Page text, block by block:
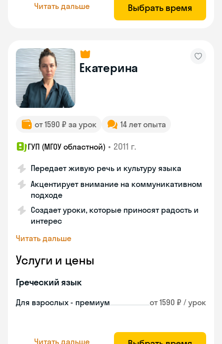
Читать дальше Выбрать время
Екатерина
от 1590 ₽ за урок 14 лет опыта
ГУП (МГОУ областной) • 2011 г.
Передает живую речь и культуру языка
Акцентирует внимание на коммуникативном
подходе
Создает уроки, которые приносят радость и
интерес
Читать дальше
Услуги и цены
Греческий язык
Для взрослых - премиум от 1590 ₽ / урок
Читать дальше